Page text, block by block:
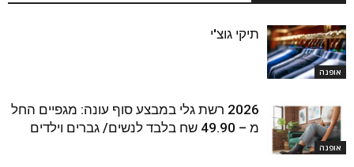
אופנה
תיקי גוצ'י
אופנה
2026 רשת גלי במבצע סוף עונה: מגפיים החל
מ – 49.90 שח בלבד לנשים/ גברים וילדים